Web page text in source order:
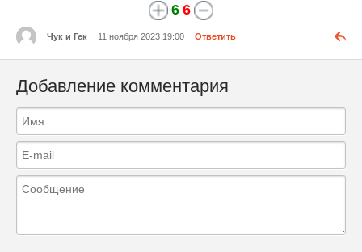
6 6
Чук и Гек 11 ноября 2023 19:00 Ответить
Добавление комментария